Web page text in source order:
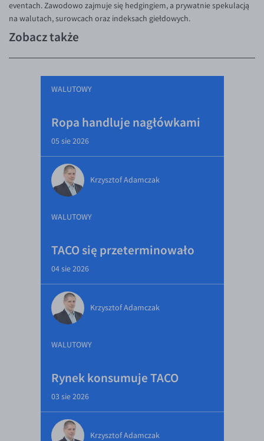
eventach. Zawodowo zajmuje się hedgingiem, a prywatnie spekulacją
na walutach, surowcach oraz indeksach giełdowych.
Zobacz także
WALUTOWY
Ropa handluje nagłówkami
05 sie 2026
Krzysztof Adamczak
WALUTOWY
TACO się przeterminowało
04 sie 2026
Krzysztof Adamczak
WALUTOWY
Rynek konsumuje TACO
03 sie 2026
Krzysztof Adamczak